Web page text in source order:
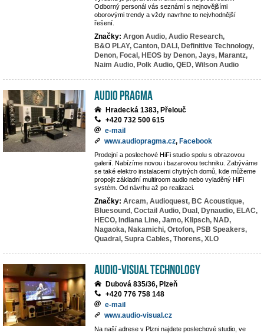
Odborný personál vás seznámí s nejnovějšími
oborovými trendy a vždy navrhne to nejvhodnější
řešení.
Značky: Argon Audio, Audio Research,
B&O PLAY, Canton, DALI, Definitive Technology,
Denon, Focal, HEOS by Denon, Jays, Marantz,
Naim Audio, Polk Audio, QED, Wilson Audio
Audio Pragma
Hradecká 1383, Přelouč
+420 732 500 615
e-mail
www.audiopragma.cz, Facebook
Prodejní a poslechové HiFi studio spolu s obrazovou
galerií. Nabízíme novou i bazarovou techniku. Zabýváme
se také elektro instalacemi chytrých domů, kde můžeme
propojit základní multiroom audio nebo vyladěný HiFi
systém. Od návrhu až po realizaci.
Značky: Arcam, Audioquest, BC Acoustique,
Bluesound, Coctail Audio, Dual, Dynaudio, ELAC,
HECO, Indiana Line, Jamo, Klipsch, NAD,
Nagaoka, Nakamichi, Ortofon, PSB Speakers,
Quadral, Supra Cables, Thorens, XLO
AUDIO-VISUAL TECHNOLOGY
Dubová 835/36, Plzeň
+420 776 758 148
e-mail
www.audio-visual.cz
Na naší adrese v Plzni najdete poslechové studio, ve